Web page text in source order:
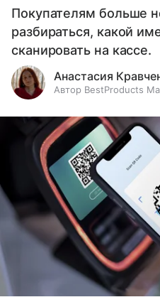
Покупателям больше
разбираться, какой
сканировать на кассе.
Анастасия
Автор BestProducts